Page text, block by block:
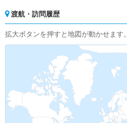
渡航・訪問履歴
拡大ボタンを押すと地図が動かせます。